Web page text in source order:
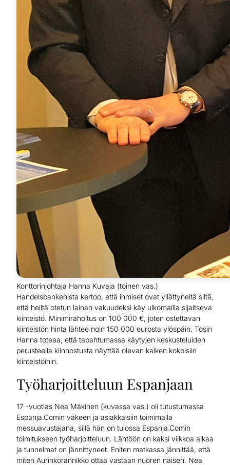
Konttorinjohtaja Hanna Kuvaja (toinen vas.)
Handelsbankenista kertoo, että ihmiset ovat yllättyneitä siitä,
että heiltä otetun lainan vakuudeksi käy ulkomailla sijaitseva
kiinteistö. Minimirahoitus on 100 000 €, joten ostettavan
kiinteistön hinta lähtee noin 150 000 eurosta ylöspäin. Tosin
Hanna toteaa, että tapahtumassa käytyjen keskusteluiden
perusteella kiinnostusta näyttää olevan kaiken kokoisiin
kiinteistöihin.
Työharjoitteluun Espanjaan
17 -vuotias Nea Mäkinen (kuvassa vas.) oli tutustumassa
Espanja.Comin väkeen ja asiakkaisiin toimimalla
messuavustajana, sillä hän on tulossa Espanja.Comin
toimitukseen työharjoitteluun. Lähtöön on kaksi viikkoa aikaa
ja tunnelmat on jännittyneet. Eniten matkassa jännittää, että
miten Aurinkorannikko ottaa vastaan nuoren naisen. Nea